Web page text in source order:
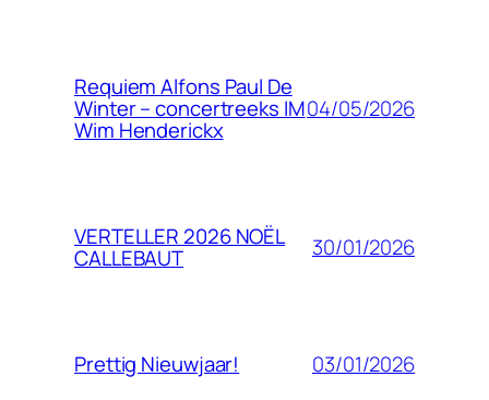
Requiem Alfons Paul De
Winter – concertreeks IM
Wim Henderickx
04/05/2026
VERTELLER 2026 NOËL
CALLEBAUT 30/01/2026
Prettig Nieuwjaar! 03/01/2026